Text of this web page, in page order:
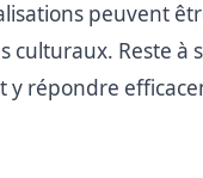
peuvent
culturaux. Reste à
y répondre